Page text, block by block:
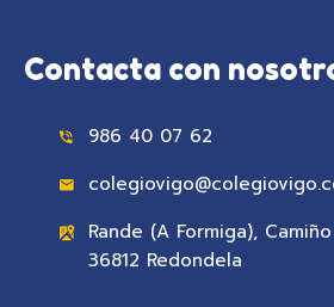
Contacta con
986 40 07 62
Rande (A Formiga),
36812 Redondela